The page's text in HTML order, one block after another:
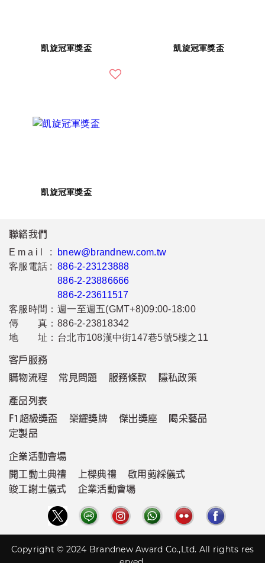
凱旋冠軍獎盃 凱旋冠軍獎盃
凱旋冠軍獎盃
聯絡我們
Email :
bnew@brandnew.com.tw
客服電話 : 886-2-23123888
886-2-23886666
886-2-23611517
客服時間： 週一至週五(GMT+8)09:00-18:00
傳 真： 886-2-23818342
地 址： 台北市108漢中街147巷5號5樓之11
客戶服務
購物流程
常見問題 服務條款 隱私政策
產品列表
F1超級獎盃
榮耀獎牌 傑出獎座
喝采藝品
定製品
企業活動會場
開工動土典禮
上樑典禮
啟用剪綵儀式
竣工謝土儀式
企業活動會場
Copyright © 2024 Brandnew Award Co.,Ltd. All rights res